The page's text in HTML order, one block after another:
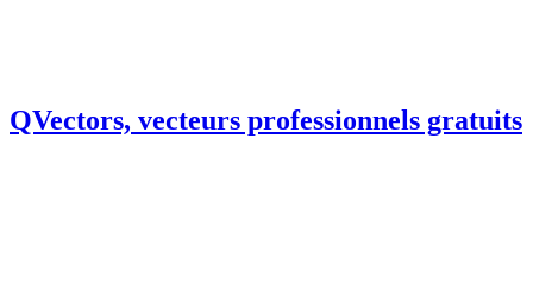
QVectors, vecteurs professionnels gratuits